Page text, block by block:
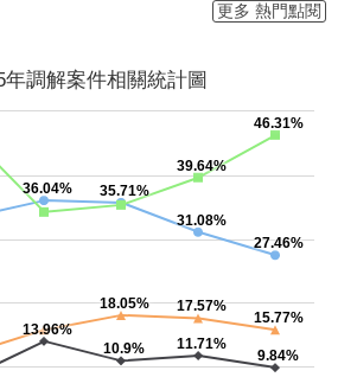
更多 熱門點閱
年調解案件相關統計圖
36.04%
35.71%
31.08%
27.46%
13.96%
10.9%
11.71%
9.84%
39.64%
46.31%
18.05% 17.57%
15.77%